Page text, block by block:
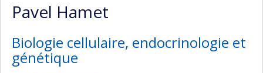
Pavel Hamet
Biologie cellulaire, endocrinologie et
génétique